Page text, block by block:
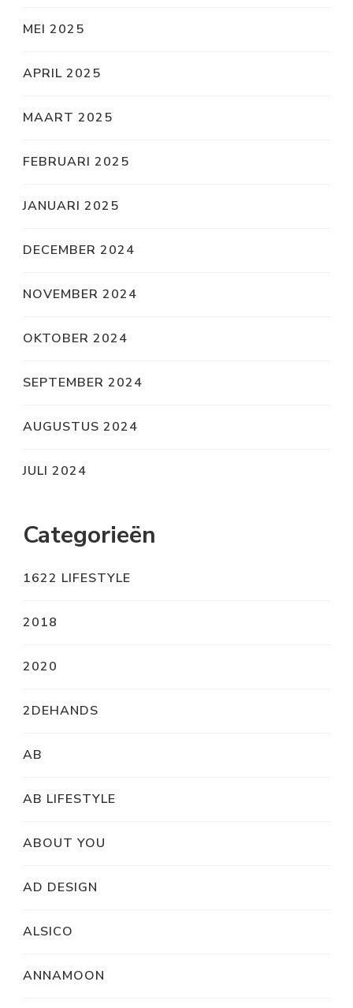
MEI 2025
APRIL 2025
MAART 2025
FEBRUARI 2025
JANUARI 2025
DECEMBER 2024
NOVEMBER 2024
OKTOBER 2024
SEPTEMBER 2024
AUGUSTUS 2024
JULI 2024
Categorieën
1622 LIFESTYLE
2018
2020
2DEHANDS
AB
AB LIFESTYLE
ABOUT YOU
AD DESIGN
ALSICO
ANNAMOON